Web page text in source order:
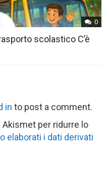
0
scolastico C’è
in to post a comment.
per ridurre lo
elaborati i dati derivati